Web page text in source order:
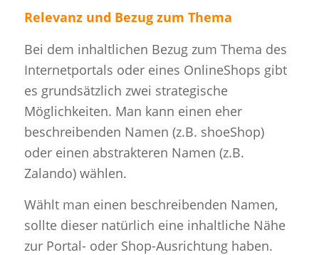
Relevanz und Bezug zum Thema
Bei dem inhaltlichen Bezug zum Thema des
Internetportals oder eines OnlineShops gibt
es grundsätzlich zwei strategische
Möglichkeiten. Man kann einen eher
beschreibenden Namen (z.B. shoeShop)
oder einen abstrakteren Namen (z.B.
Zalando) wählen.
Wählt man einen beschreibenden Namen,
sollte dieser natürlich eine inhaltliche Nähe
zur Portal- oder Shop-Ausrichtung haben.